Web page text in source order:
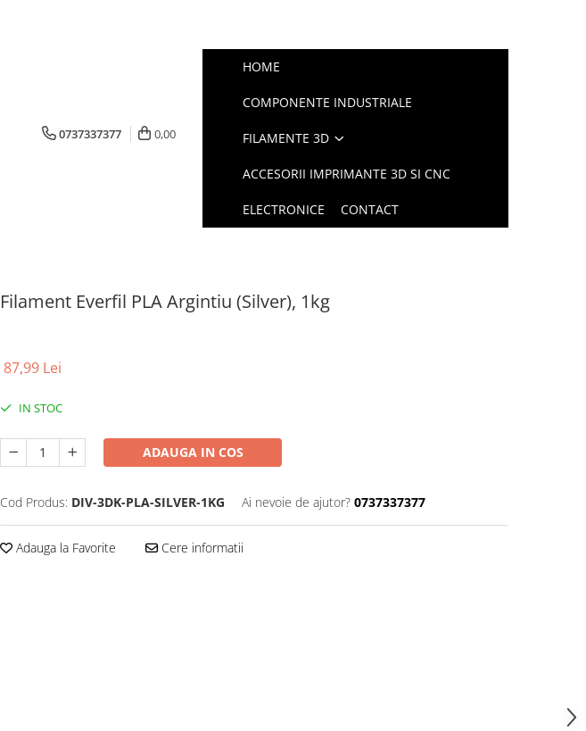
0737337377 0,00
HOME
COMPONENTE INDUSTRIALE
FILAMENTE 3D
ACCESORII IMPRIMANTE 3D SI CNC
ELECTRONICE CONTACT
Filament Everfil PLA Argintiu (Silver), 1kg
87,99 Lei
IN STOC
ADAUGA IN COS
Cod Produs: DIV-3DK-PLA-SILVER-1KG Ai nevoie de ajutor? 0737337377
Adauga la Favorite Cere informatii